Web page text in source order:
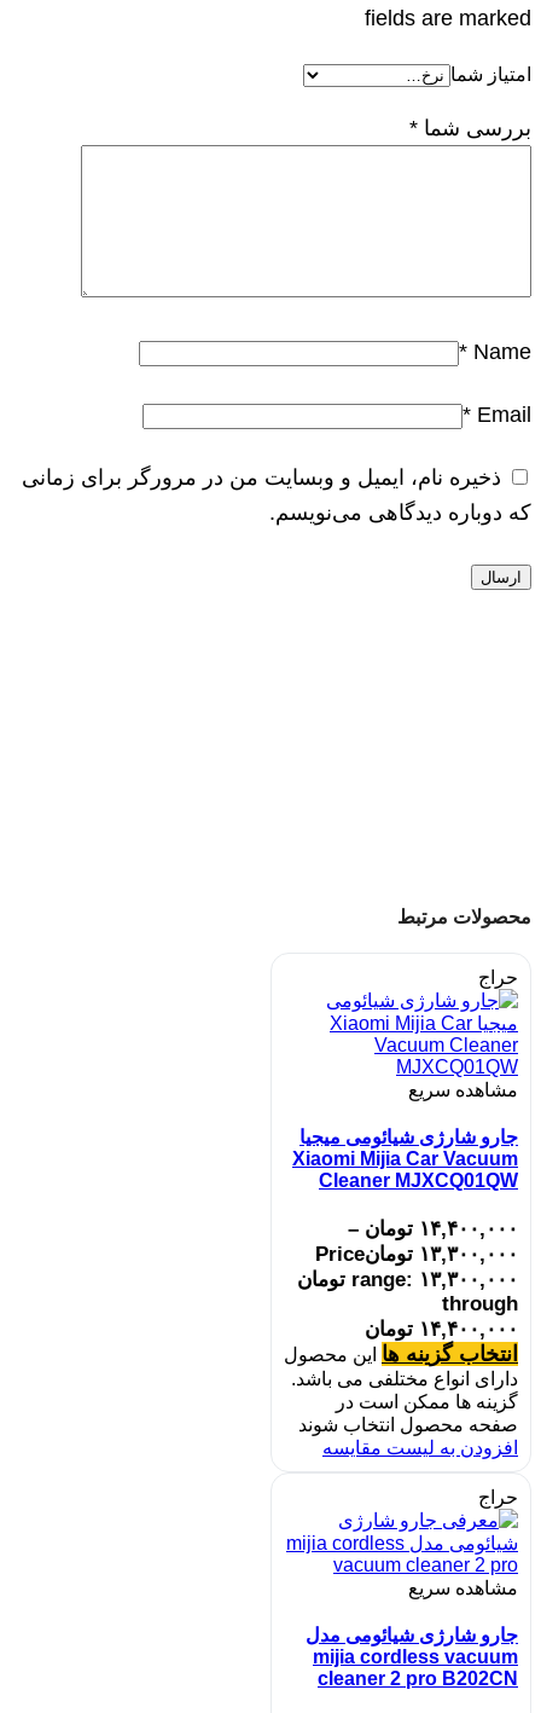
fields are marked
امتیاز شما
بررسی شما *
Name
*
Email
*
ذخیره نام، ایمیل و وبسایت من در مرورگر برای زمانی
که دوباره دیدگاهی می‌نویسم.
محصولات مرتبط
حراج
مشاهده سریع
جارو شارژی شیائومی میجیا
Xiaomi Mijia Car Vacuum
Cleaner MJXCQ01QW
۱۴,۴۰۰,۰۰۰ تومان –
۱۳,۳۰۰,۰۰۰ تومانPrice
range: ۱۳,۳۰۰,۰۰۰ تومان
through
۱۴,۴۰۰,۰۰۰ تومان
انتخاب گزینه ها این محصول
دارای انواع مختلفی می باشد.
گزینه ها ممکن است در
صفحه محصول انتخاب شوند
افزودن به لیست مقایسه
حراج
مشاهده سریع
جارو شارژی شیائومی مدل
mijia cordless vacuum
cleaner 2 pro B202CN